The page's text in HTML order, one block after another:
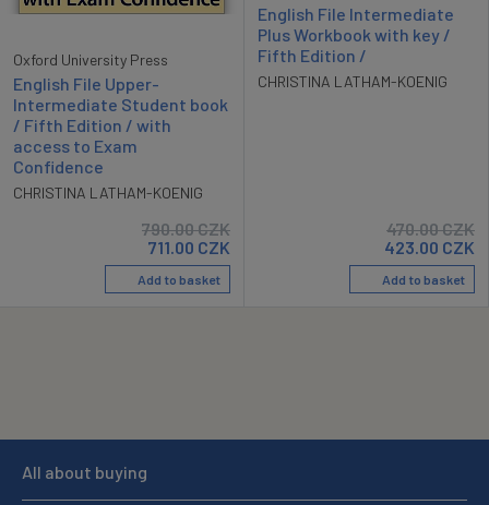
Oxford University Press
English File Upper-
Intermediate Student book
/ Fifth Edition / with
access to Exam
Confidence
CHRISTINA LATHAM-KOENIG
790.00CZK
711.00 CZK
Add to basket
English File Intermediate
Plus Workbook with key /
Fifth Edition /
CHRISTINA LATHAM-KOENIG
470.00CZK
423.00 CZK
Add to basket
All about buying